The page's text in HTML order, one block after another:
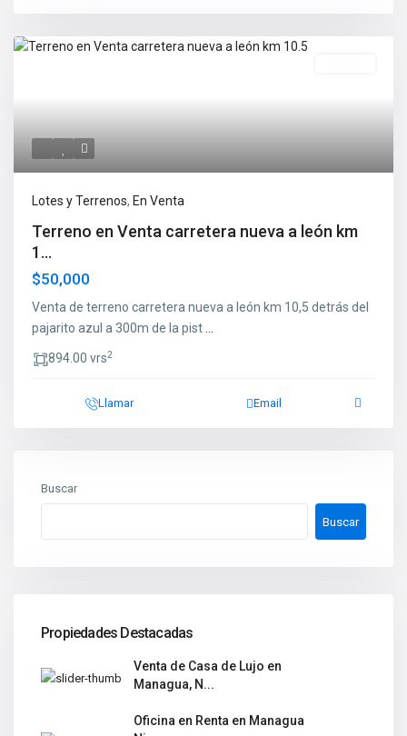
Lotes y Terrenos, En Venta
Terreno en Venta carretera nueva a león km
1...
$50,000
Venta de terreno carretera nueva a león km 10,5 detrás del
pajarito azul a 300m de la pist
894.00 vrs2
Llamar Email
Buscar
Buscar
Propiedades Destacadas
Venta de Casa de Lujo en
Managua, N...
Oficina en Renta en Managua